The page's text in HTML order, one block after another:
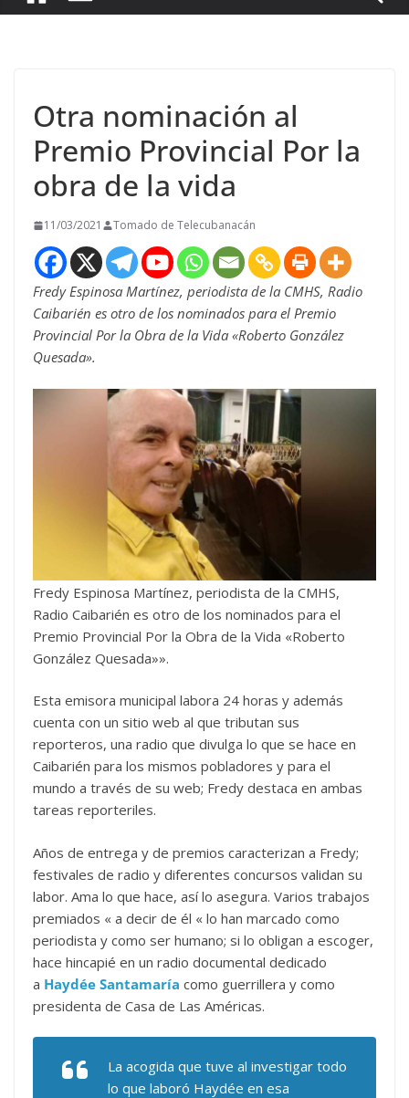
Otra nominación al
Premio Provincial Por la
obra de la vida
11/03/2021 Tomado de Telecubanacán
Fredy Espinosa Martínez, periodista de la CMHS, Radio
Caibarién es otro de los nominados para el Premio
Provincial Por la Obra de la Vida «Roberto González
Quesada».
Fredy Espinosa Martínez, periodista de la CMHS,
Radio Caibarién es otro de los nominados para el
Premio Provincial Por la Obra de la Vida «Roberto
González Quesada»».
Esta emisora municipal labora 24 horas y además
cuenta con un sitio web al que tributan sus
reporteros, una radio que divulga lo que se hace en
Caibarién para los mismos pobladores y para el
mundo a través de su web; Fredy destaca en ambas
tareas reporteriles.
Años de entrega y de premios caracterizan a Fredy;
festivales de radio y diferentes concursos validan su
labor. Ama lo que hace, así lo asegura. Varios trabajos
premiados « a decir de él « lo han marcado como
periodista y como ser humano; si lo obligan a escoger,
hace hincapié en un radio documental dedicado
a Haydée Santamaría como guerrillera y como
presidenta de Casa de Las Américas.
La acogida que tuve al investigar todo
lo que laboró Haydée en esa